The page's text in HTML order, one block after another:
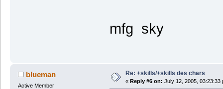
mfg sky
blueman
Active Member
Re: +skills/+skills des chars
« Reply #6 on: July 12, 2005, 03:23:33